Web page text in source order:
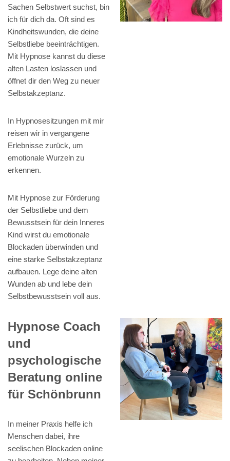
Sachen Selbstwert suchst, bin
ich für dich da. Oft sind es
Kindheitswunden, die deine
Selbstliebe beeinträchtigen.
Mit Hypnose kannst du diese
alten Lasten loslassen und
öffnet dir den Weg zu neuer
Selbstakzeptanz.
In Hypnosesitzungen mit mir
reisen wir in vergangene
Erlebnisse zurück, um
emotionale Wurzeln zu
erkennen.
Mit Hypnose zur Förderung
der Selbstliebe und dem
Bewusstsein für dein Inneres
Kind wirst du emotionale
Blockaden überwinden und
eine starke Selbstakzeptanz
aufbauen. Lege deine alten
Wunden ab und lebe dein
Selbstbewusstsein voll aus.
Hypnose Coach
und
psychologische
Beratung online
für Schönbrunn
In meiner Praxis helfe ich
Menschen dabei, ihre
seelischen Blockaden online